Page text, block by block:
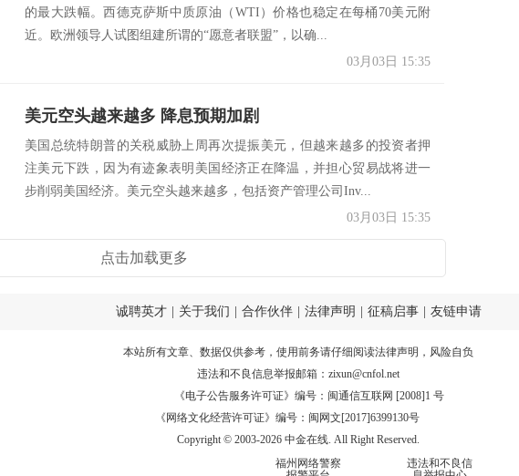
的最大跌幅。西德克萨斯中质原油（WTI）价格也稳定在每桶70美元附
近。欧洲领导人试图组建所谓的“愿意者联盟”，以确...
03月03日 15:35
美元空头越来越多 降息预期加剧
美国总统特朗普的关税威胁上周再次提振美元，但越来越多的投资者押
注美元下跌，因为有迹象表明美国经济正在降温，并担心贸易战将进一
步削弱美国经济。美元空头越来越多，包括资产管理公司Inv...
03月03日 15:35
点击加载更多
诚聘英才 关于我们 合作伙伴 法律声明 征稿启事 友链申请
本站所有文章、数据仅供参考，使用前务请仔细阅读法律声明 ，风险自负
违法和不良信息举报邮箱： zixun@cnfol.net
《电子公告服务许可证》编号：闽通信互联网 [2008]1 号
《网络文化经营许可证》编号：闽网文[2017]6399130号
Copyright © 2003-2026 中金在线. All Right Reserved.
福州网络警察
违法和不良信